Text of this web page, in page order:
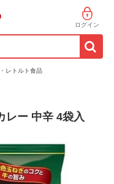
ログイン
レトルト食品
レー 中辛 4袋入